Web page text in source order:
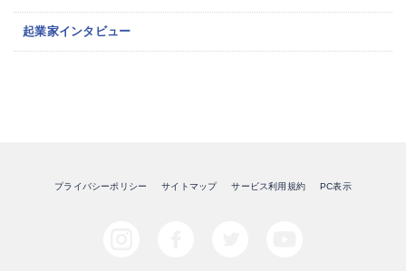
起業家インタビュー
プライバシーポリシー サイトマップ サービス利用規約 PC表示